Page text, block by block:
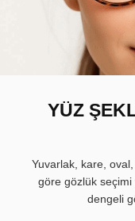
YÜZ
Yuvarlak, kare,
göre gözlük seçimi
dengeli